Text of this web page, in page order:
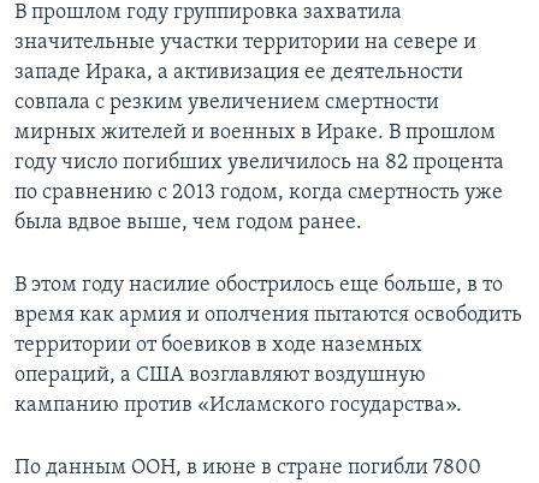
В прошлом году группировка захватила
значительные участки территории на севере и
западе Ирака, а активизация ее деятельности
совпала с резким увеличением смертности
мирных жителей и военных в Ираке. В прошлом
году число погибших увеличилось на 82 процента
по сравнению с 2013 годом, когда смертность уже
была вдвое выше, чем годом ранее.
В этом году насилие обострилось еще больше, в то
время как армия и ополчения пытаются освободить
территории от боевиков в ходе наземных
операций, а США возглавляют воздушную
кампанию против «Исламского государства».
По данным ООН, в июне в стране погибли 7800